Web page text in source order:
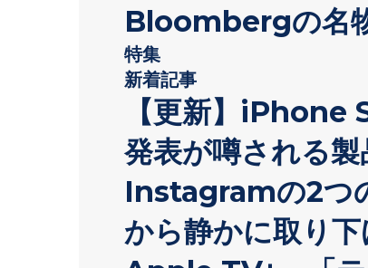
Bloombergの名
特集
新着記事
【更新】iPhone
発表が噂される
Instagramの2つ
から静かに取り